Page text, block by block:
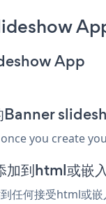
App
you create
到html或嵌
任何接受html或